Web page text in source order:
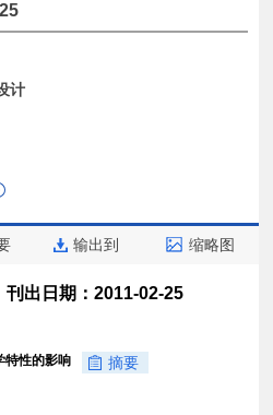
计
输出到 缩略图
出日期：2011-02-25
特性的影响 摘要